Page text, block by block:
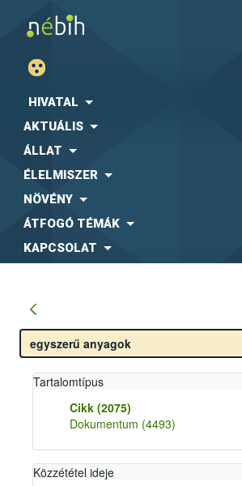
HIVATAL
AKTUÁLIS
ÁLLAT
ÉLELMISZER
NÖVÉNY
ÁTFOGÓ TÉMÁK
KAPCSOLAT
Tartalomtípus
Cikk (2075)
Dokumentum (4493)
Közzététel ideje